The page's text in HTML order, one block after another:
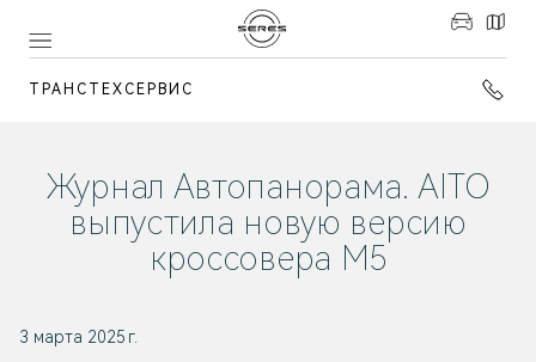
ТРАНСТЕХСЕРВИС
Журнал Автопанорама. AITO
выпустила новую версию
кроссовера M5
3 марта 2025 г.